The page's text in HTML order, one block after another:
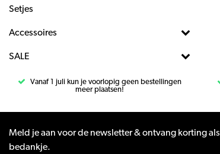
Setjes
Accessoires
SALE
Vanaf 1 juli kun je voorlopig geen bestellingen
meer plaatsen!
Meld je aan voor de newsletter & ontvang korting als
bedankje.